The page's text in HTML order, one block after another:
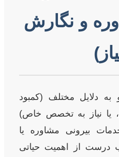
و نگارش
دلایل مختلف (کمبود
یا نیاز به تخصص خاص)
بیرونی مشاوره یا
درست از اهمیت حیاتی